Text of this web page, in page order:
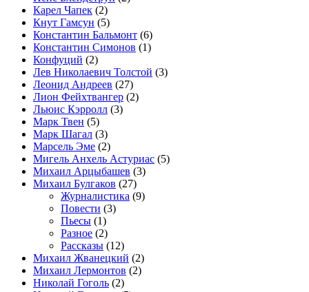
Карел Чапек (2)
Кнут Гамсун (5)
Константин Бальмонт (6)
Константин Симонов (1)
Конфуций (2)
Лев Николаевич Толстой (3)
Леонид Андреев (27)
Лион Фейхтвангер (2)
Льюис Кэрролл (3)
Марк Твен (5)
Марк Шагал (3)
Марсель Эме (2)
Мигель Анхель Астуриас (5)
Михаил Арцыбашев (3)
Михаил Булгаков (27)
Журналистика (9)
Повести (3)
Пьесы (1)
Разное (2)
Рассказы (12)
Михаил Жванецкий (2)
Михаил Лермонтов (2)
Николай Гоголь (2)